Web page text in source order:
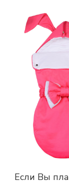
Если Вы